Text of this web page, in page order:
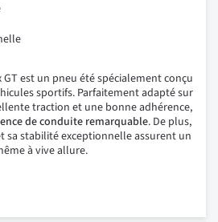
GT est un pneu été spécialement conçu
sportifs. Parfaitement adapté sur
traction et une bonne adhérence,
de conduite remarquable. De plus,
sa stabilité exceptionnelle assurent un
à vive allure.